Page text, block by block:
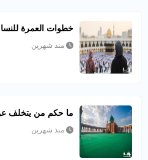
خطوات العمرة
منذ شهرين
ما حكم من يتخلف
منذ شهرين